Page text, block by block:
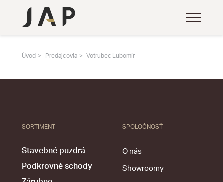
Úvod Predajcovia Votrubec Lubomír
SORTIMENT
Stavebné puzdrá
Podkrovné schody
SPOLOČNOSŤ
O nás
Showroomy